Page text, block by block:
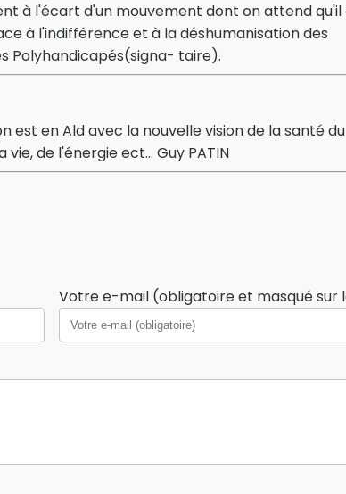
à l'écart d'un mouvement dont on attend qu'il
à l'indifférence et à la déshumanisation des
Polyhandicapés(signa- taire).
en Ald avec la nouvelle vision de la santé du
de l'énergie ect... Guy PATIN
Votre e-mail (obligatoire et masqué sur